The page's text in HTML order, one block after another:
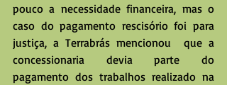
pouco a necessidade financeira, mas o
caso do pagamento rescisório foi para
justiça, a Terrabrás mencionou  que a
concessionaria devia parte do
pagamento dos trabalhos realizado na